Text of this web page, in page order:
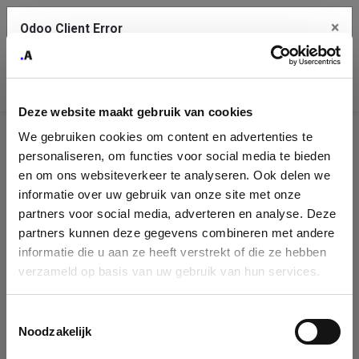
Deze website maakt gebruik van cookies
We gebruiken cookies om content en advertenties te
personaliseren, om functies voor social media te bieden
en om ons websiteverkeer te analyseren. Ook delen we
informatie over uw gebruik van onze site met onze
partners voor social media, adverteren en analyse. Deze
partners kunnen deze gegevens combineren met andere
informatie die u aan ze heeft verstrekt of die ze hebben
verzameld op basis van uw gebruik van hun services.
Noodzakelijk
Company
Identification
Please fill in your company details
You can search a company in our database by name, VAT or
enterprise ID. When a company is selected it will auto-complete the
form. If you don't find your company in our database, you can create
Odoo Client Error ×
service.
See details
Ok